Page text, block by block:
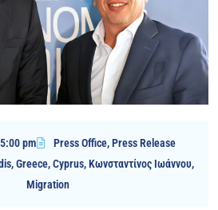
5:00 pm Press Office,Press Release
,Greece,Cyprus,Κωνσταντίνος Ιωάννου,
Migration